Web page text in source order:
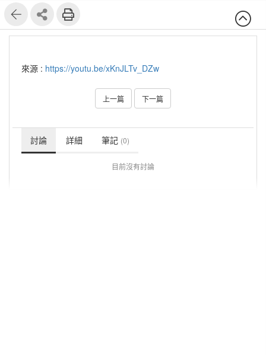
來源 : https://youtu.be/xKnJLTv_DZw
上一篇 下一篇
討論 詳細 筆記 (0)
目前沒有討論